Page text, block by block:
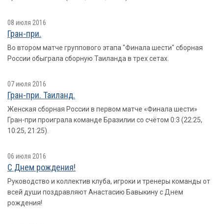
08 июля 2016
Гран-при.
Во втором матче группового этапа "Финала шести" сборная
России обыграла сборную Таиланда в трех сетах.
07 июля 2016
Гран-при. Таиланд.
Женская сборная России в первом матче «Финала шести»
Гран-при проиграла команде Бразилии со счётом 0:3 (22:25,
10:25, 21:25).
06 июля 2016
С Днем рождения!
Руководство и коллектив клуба, игроки и тренеры команды от
всей души поздравляют Анастасию Бавыкину с Днем
рождения!